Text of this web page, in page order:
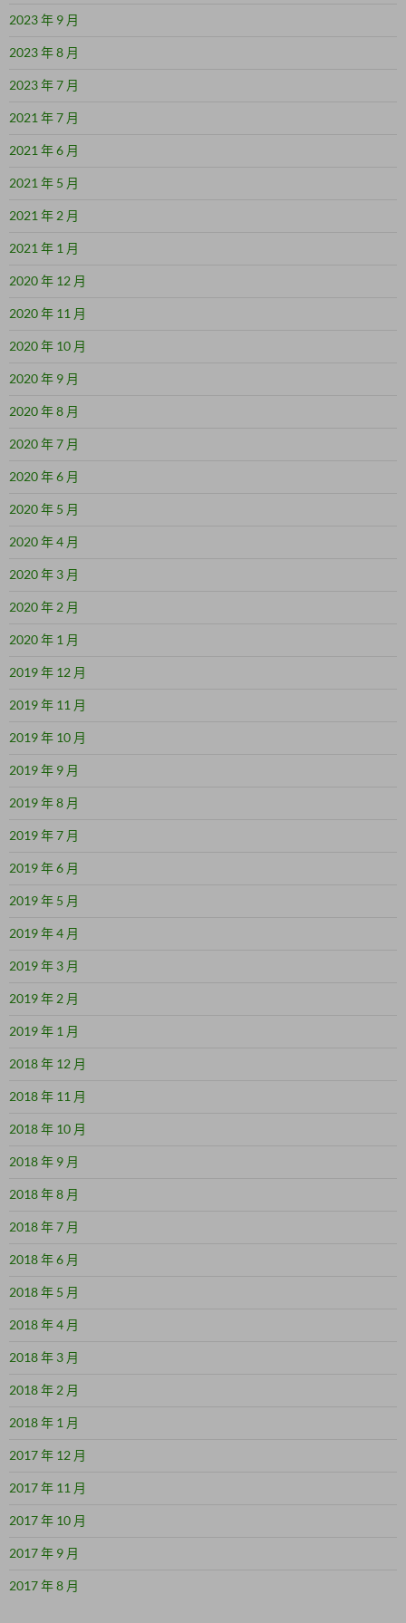
2023 年 9 月
2023 年 8 月
2023 年 7 月
2021 年 7 月
2021 年 6 月
2021 年 5 月
2021 年 2 月
2021 年 1 月
2020 年 12 月
2020 年 11 月
2020 年 10 月
2020 年 9 月
2020 年 8 月
2020 年 7 月
2020 年 6 月
2020 年 5 月
2020 年 4 月
2020 年 3 月
2020 年 2 月
2020 年 1 月
2019 年 12 月
2019 年 11 月
2019 年 10 月
2019 年 9 月
2019 年 8 月
2019 年 7 月
2019 年 6 月
2019 年 5 月
2019 年 4 月
2019 年 3 月
2019 年 2 月
2019 年 1 月
2018 年 12 月
2018 年 11 月
2018 年 10 月
2018 年 9 月
2018 年 8 月
2018 年 7 月
2018 年 6 月
2018 年 5 月
2018 年 4 月
2018 年 3 月
2018 年 2 月
2018 年 1 月
2017 年 12 月
2017 年 11 月
2017 年 10 月
2017 年 9 月
2017 年 8 月